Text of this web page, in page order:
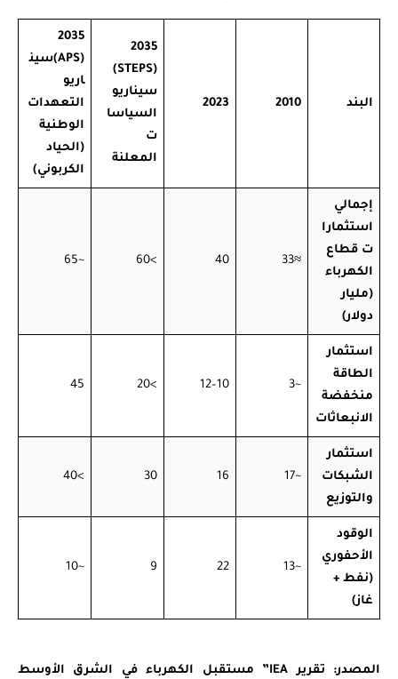
البند 2010
2023
2035
سيناريو
السياسا
ت
المعلنة
2035
سين
اريو
التعهدات
الوطنية
(الحياد
الكربوني)
إجمالي
استثمارا
ت قطاع
الكهرباء
(مليار
دولار)
40
استثمار
الطاقة
منخفضة
الانبعاثات
10–12
45
استثمار
الشبكات
والتوزيع
16
30
الوقود
الأحفوري
(نفط +
غاز)
22
المصدر: تقرير IEA” مستقبل الكهرباء في الشرق الأوسط